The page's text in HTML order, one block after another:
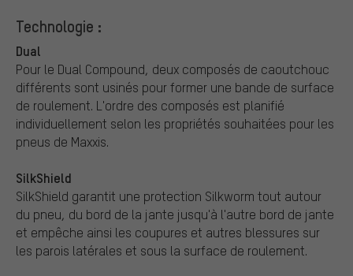
Technologie :
Dual
Pour le Dual Compound, deux composés de caoutchouc
différents sont usinés pour former une bande de surface
de roulement. L'ordre des composés est planifié
individuellement selon les propriétés souhaitées pour les
pneus de Maxxis.
SilkShield
SilkShield garantit une protection Silkworm tout autour
du pneu, du bord de la jante jusqu'à l'autre bord de jante
et empêche ainsi les coupures et autres blessures sur
les parois latérales et sous la surface de roulement.